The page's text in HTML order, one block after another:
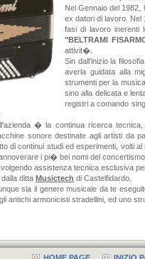
Nel Gennaio del 1982,
ex datori di lavoro.
fasi di lavoro inerenti
"BELTRAMI
attivit�.
Sin dall'inizio la
averla guidata alla
strumenti per la
sino alla delicata e
registri a comando
� la continua ricerca
sonore destinate agli artisti da
di continui studi ed esperimenti, volti
i pi� bei nomi del concertismo
assistenza tecnica esclusiva
ditta Musictech di Castelfidardo.
sia il genere musicale da te
antichi armonicisti stradellini, ed uno